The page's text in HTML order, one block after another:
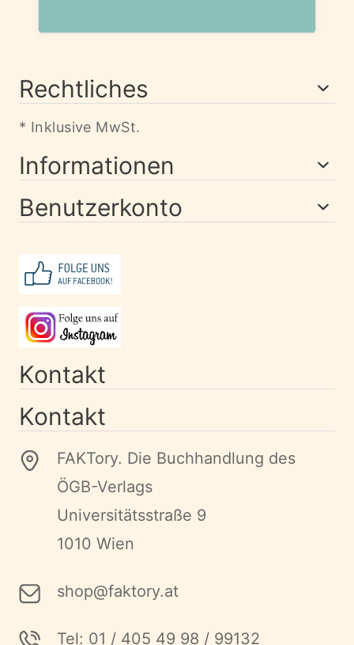
Rechtliches
* Inklusive MwSt.
Informationen
Benutzerkonto
Kontakt
Kontakt
FAKTory. Die Buchhandlung des
ÖGB-Verlags
Universitätsstraße 9
1010 Wien
shop@faktory.at
Tel: 01 / 405 49 98 / 99132